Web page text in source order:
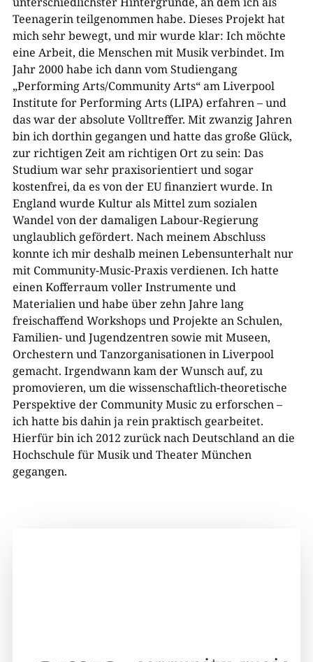
Teenagerin teilgenommen habe. Dieses Projekt hat
mich sehr bewegt, und mir wurde klar: Ich möchte
eine Arbeit, die Menschen mit Musik verbindet. Im
Jahr 2000 habe ich dann vom Studiengang
„Performing Arts/Community Arts“ am Liverpool
Institute for Performing Arts (LIPA) erfahren – und
das war der absolute Volltreffer. Mit zwanzig Jahren
bin ich dorthin gegangen und hatte das große Glück,
zur richtigen Zeit am richtigen Ort zu sein: Das
Studium war sehr praxisorientiert und sogar
kostenfrei, da es von der EU finanziert wurde. In
England wurde Kultur als Mittel zum sozialen
Wandel von der damaligen Labour-Regierung
unglaublich gefördert. Nach meinem Abschluss
konnte ich mir deshalb meinen Lebensunterhalt nur
mit Community-Music-Praxis verdienen. Ich hatte
einen Kofferraum voller Instrumente und
Materialien und habe über zehn Jahre lang
freischaffend Workshops und Projekte an Schulen,
Familien- und Jugendzentren sowie mit Museen,
Orchestern und Tanzorganisationen in Liverpool
gemacht. Irgendwann kam der Wunsch auf, zu
promovieren, um die wissenschaftlich-theoretische
Perspektive der Community Music zu erforschen –
ich hatte bis dahin ja rein praktisch gearbeitet.
Hierfür bin ich 2012 zurück nach Deutschland an die
Hochschule für Musik und Theater München
gegangen.